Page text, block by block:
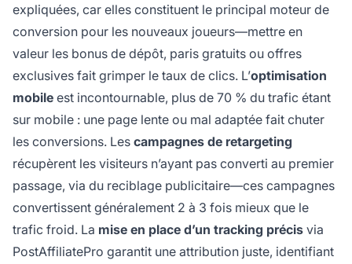
expliquées, car elles constituent le principal moteur de
conversion pour les nouveaux joueurs—mettre en
valeur les bonus de dépôt, paris gratuits ou offres
exclusives fait grimper le taux de clics. L’optimisation
mobile est incontournable, plus de 70 % du trafic étant
sur mobile : une page lente ou mal adaptée fait chuter
les conversions. Les campagnes de retargeting
récupèrent les visiteurs n’ayant pas converti au premier
passage, via du reciblage publicitaire—ces campagnes
convertissent généralement 2 à 3 fois mieux que le
trafic froid. La mise en place d’un tracking précis via
PostAffiliatePro garantit une attribution juste, identifiant